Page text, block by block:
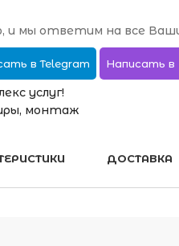
и мы ответим на все
в Telegram Написать в
услуг!
монтаж
ДОСТАВКА